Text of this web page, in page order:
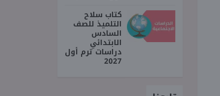
كتاب سلاح
التلميذ للصف
السادس
الابتدائي
دراسات ترم أول
2027